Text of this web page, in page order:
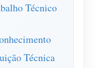
Técnico
Técnica